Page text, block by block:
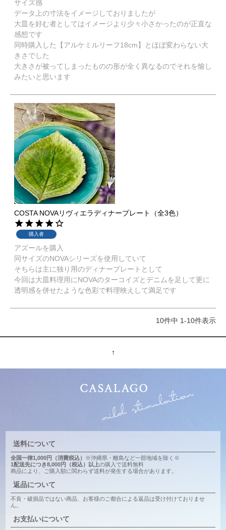
サイズ感
データ上の寸法をイメージしておりましたが
大皿を好む者としてはイメージより少々小さかったのが正直な
感想です
同時購入した【アルケミルリーフ18cm】とほぼ変わらない大
きさでした
大きさが被ってしまったものの形が全く異なるのでそれを愉し
みたいと思います
COSTA NOVAリヴィエラディナープレート（全3色）
購入者
アズールを購入
同サイズのNOVAシリーズを使用していて
そちらは主に独り用のディナープレートとして
今回は大皿料理用にNOVAのターコイズとデニムを足して更に
透明感を併せたような色彩で料理映えして満足です
10件中 1-10件表示
↑
送料について
全国一律1,000円（消費税込） ※沖縄県・離島など一部地域を除く※
1配送先につき8,000円（税込）以上の購入で送料無料
商品により、ご購入額に関わらず送料が発生する場合があります。
返品について
不良・破損品ではない商品、お客様のご都合による返品は受け付けておりませ
ん。
お支払いについて